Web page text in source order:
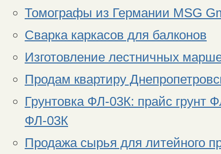
Томографы из Германии MSG
Сварка каркасов для балконов
Изготовление лестничных
Продам квартиру
Грунтовка ФЛ-03К: прайс грунт
ФЛ-03К
Продажа сырья для литейного